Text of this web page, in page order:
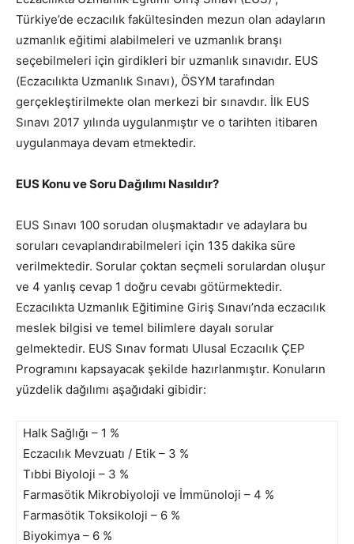
Türkiye’de eczacılık fakültesinden mezun olan adayların
uzmanlık eğitimi alabilmeleri ve uzmanlık branşı
seçebilmeleri için girdikleri bir uzmanlık sınavıdır. EUS
(Eczacılıkta Uzmanlık Sınavı), ÖSYM tarafından
gerçekleştirilmekte olan merkezi bir sınavdır. İlk EUS
Sınavı 2017 yılında uygulanmıştır ve o tarihten itibaren
uygulanmaya devam etmektedir.
EUS Konu ve Soru Dağılımı Nasıldır?
EUS Sınavı 100 sorudan oluşmaktadır ve adaylara bu
soruları cevaplandırabilmeleri için 135 dakika süre
verilmektedir. Sorular çoktan seçmeli sorulardan oluşur
ve 4 yanlış cevap 1 doğru cevabı götürmektedir.
Eczacılıkta Uzmanlık Eğitimine Giriş Sınavı’nda eczacılık
meslek bilgisi ve temel bilimlere dayalı sorular
gelmektedir. EUS Sınav formatı Ulusal Eczacılık ÇEP
Programını kapsayacak şekilde hazırlanmıştır. Konuların
yüzdelik dağılımı aşağıdaki gibidir:
Halk Sağlığı – 1 %
Eczacılık Mevzuatı / Etik – 3 %
Tıbbi Biyoloji – 3 %
Farmasötik Mikrobiyoloji ve İmmünoloji – 4 %
Farmasötik Toksikoloji – 6 %
Biyokimya – 6 %